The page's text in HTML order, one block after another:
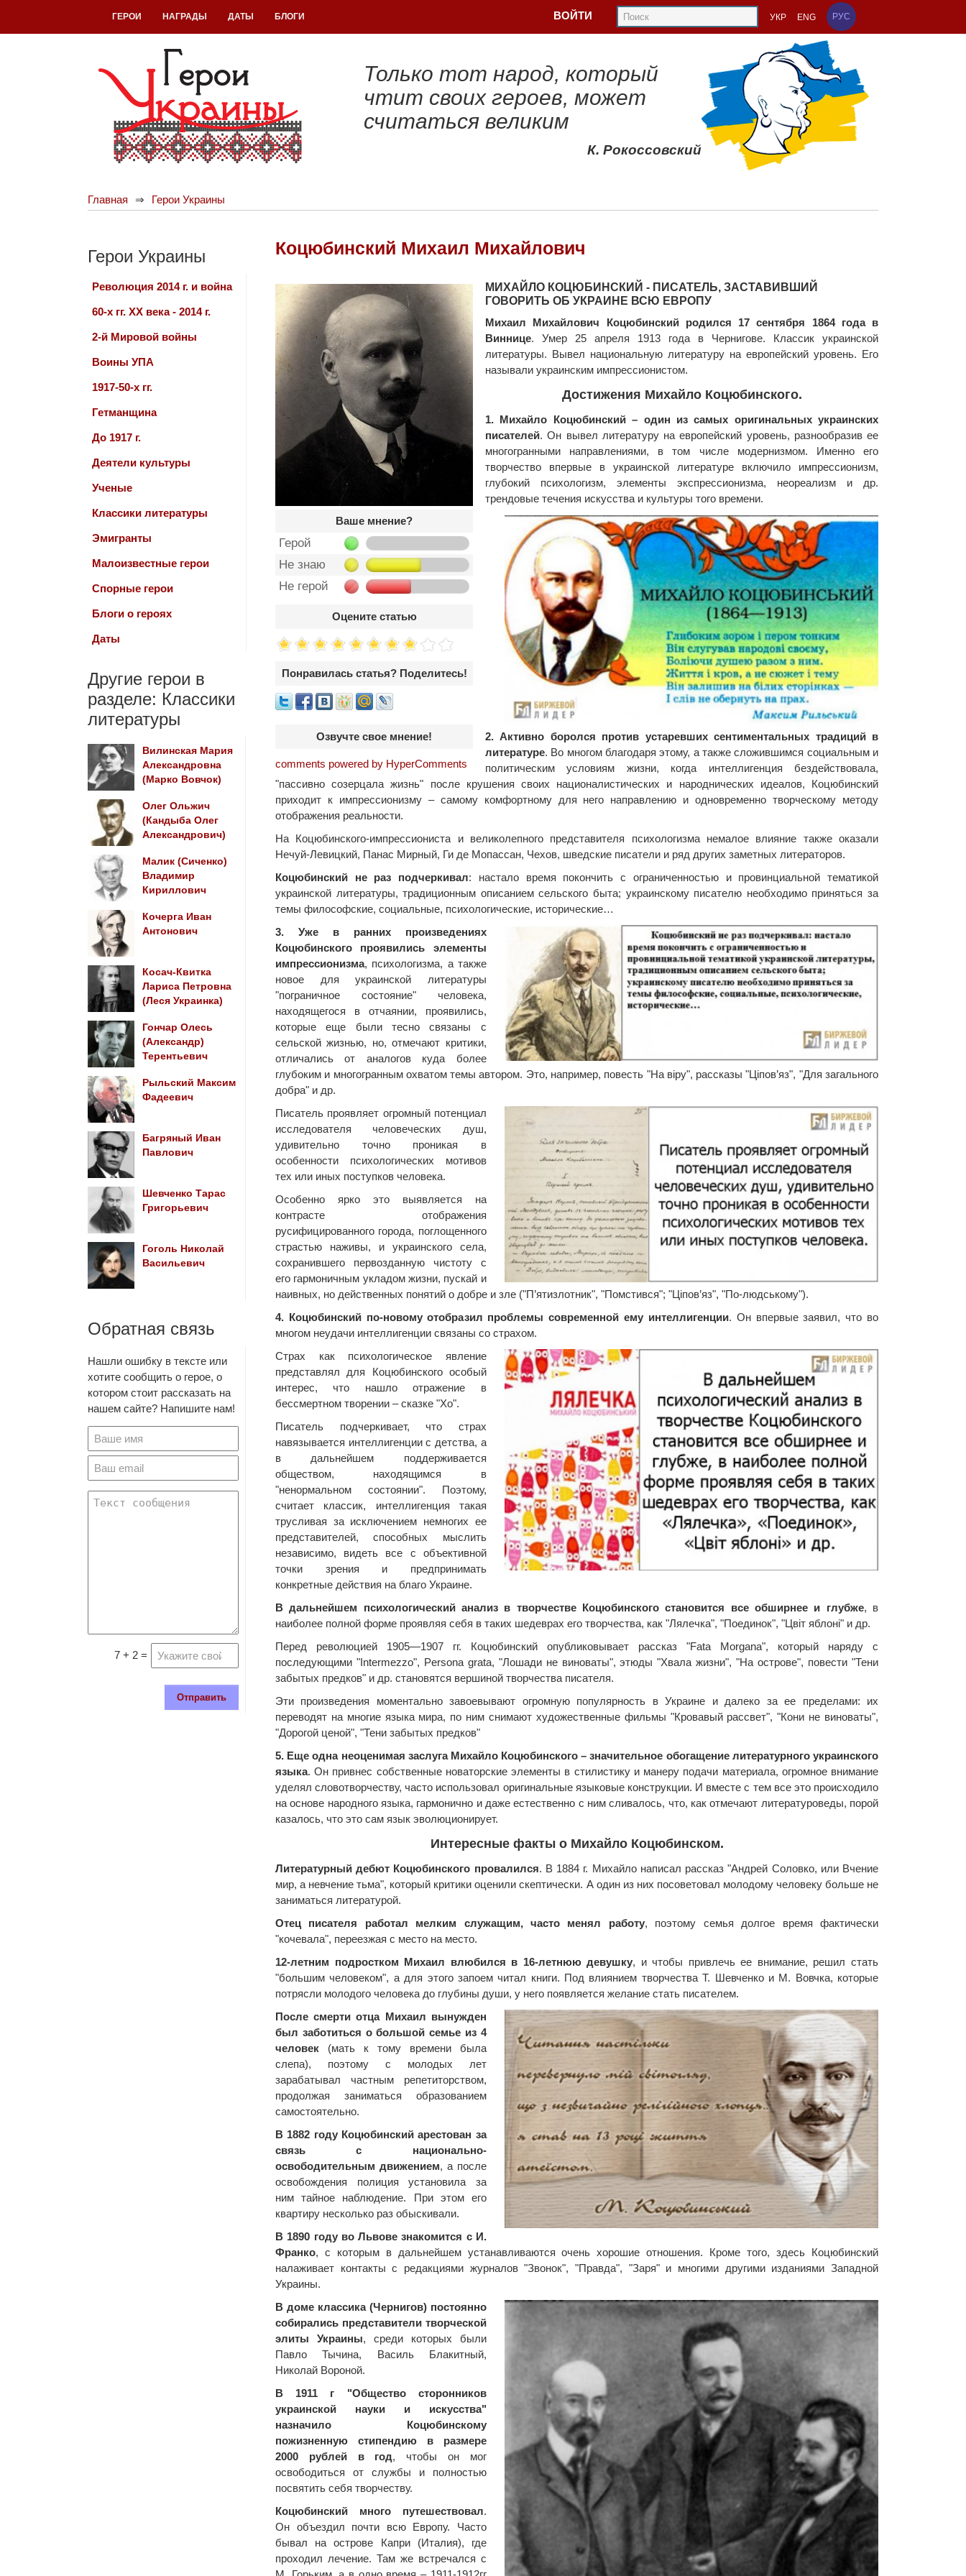
ГЕРОИ НАГРАДЫ ДАТЫ БЛОГИ ВОЙТИ УКР ENG РУС
Только тот народ, который
чтит своих героев, может
считаться великим
К. Рокоссовский
Главная Герои Украины
Коцюбинский Михаил Михайлович
Ваше мнение?
Герой
Не знаю
Не герой
Оцените статью
Понравилась статья? Поделитесь!
Озвучте свое мнение!
comments powered by HyperComments
МИХАЙЛО КОЦЮБИНСКИЙ - ПИСАТЕЛЬ, ЗАСТАВИВШИЙ
ГОВОРИТЬ ОБ УКРАИНЕ ВСЮ ЕВРОПУ
Михаил Михайлович Коцюбинский родился 17 сентября 1864 года в
Виннице. Умер 25 апреля 1913 года в Чернигове. Классик украинской
литературы. Вывел национальную литературу на европейский уровень. Его
называли украинским импрессионистом.
Достижения Михайло Коцюбинского.
1. Михайло Коцюбинский – один из самых оригинальных украинских
писателей. Он вывел литературу на европейский уровень, разнообразив ее
многогранными направлениями, в том числе модернизмом. Именно его
творчество впервые в украинской литературе включило импрессионизм,
глубокий психологизм, элементы экспрессионизма, неореализм и др.
трендовые течения искусства и культуры того времени.
2. Активно боролся против устаревших сентиментальных традиций в
литературе. Во многом благодаря этому, а также сложившимся социальным и
политическим условиям жизни, когда интеллигенция бездействовала,
"пассивно созерцала жизнь" после крушения своих националистических и народнических идеалов, Коцюбинский
приходит к импрессионизму – самому комфортному для него направлению и одновременно творческому методу
отображения реальности.
На Коцюбинского-импрессиониста и великолепного представителя психологизма немалое влияние также оказали
Нечуй-Левицкий, Панас Мирный, Ги де Мопассан, Чехов, шведские писатели и ряд других заметных литераторов.
Коцюбинский не раз подчеркивал: настало время покончить с ограниченностью и провинциальной тематикой
украинской литературы, традиционным описанием сельского быта; украинскому писателю необходимо приняться за
темы философские, социальные, психологические, исторические…
3. Уже в ранних произведениях
Коцюбинского проявились элементы
импрессионизма, психологизма, а также
новое для украинской литературы
"пограничное состояние" человека,
находящегося в отчаянии, проявились,
которые еще были тесно связаны с
сельской жизнью, но, отмечают критики,
отличались от аналогов куда более
глубоким и многогранным охватом темы автором. Это, например, повесть "На віру", рассказы "Ціпов’яз", "Для загального
добра" и др.
Писатель проявляет огромный потенциал
исследователя человеческих душ,
удивительно точно проникая в
особенности психологических мотивов
тех или иных поступков человека.
Особенно ярко это выявляется на
контрасте отображения
русифицированного города, поглощенного
страстью наживы, и украинского села,
сохранившего первозданную чистоту с
его гармоничным укладом жизни, пускай и
наивных, но действенных понятий о добре и зле ("П’ятизлотник", "Помстився"; "Ціпов’яз", "По-людському").
4. Коцюбинский по-новому отобразил проблемы современной ему интеллигенции. Он впервые заявил, что во
многом неудачи интеллигенции связаны со страхом.
Страх как психологическое явление
представлял для Коцюбинского особый
интерес, что нашло отражение в
бессмертном творении – сказке "Хо".
Писатель подчеркивает, что страх
навязывается интеллигенции с детства, а
в дальнейшем поддерживается
обществом, находящимся в
"ненормальном состоянии". Поэтому,
считает классик, интеллигенция такая
трусливая за исключением немногих ее
представителей, способных мыслить
независимо, видеть все с объективной
точки зрения и предпринимать
конкретные действия на благо Украине.
В дальнейшем психологический анализ в творчестве Коцюбинского становится все обширнее и глубже, в
наиболее полной форме проявляя себя в таких шедеврах его творчества, как "Лялечка", "Поединок", "Цвіт яблоні" и др.
Перед революцией 1905—1907 гг. Коцюбинский опубликовывает рассказ "Fata Morgana", который наряду с
последующими "Intermezzo", Persona grata, "Лошади не виноваты", этюды "Хвала жизни", "На острове", повести "Тени
забытых предков" и др. становятся вершиной творчества писателя.
Эти произведения моментально завоевывают огромную популярность в Украине и далеко за ее пределами: их
переводят на многие языка мира, по ним снимают художественные фильмы "Кровавый рассвет", "Кони не виноваты",
"Дорогой ценой", "Тени забытых предков"
5. Еще одна неоценимая заслуга Михайло Коцюбинского – значительное обогащение литературного украинского
языка. Он привнес собственные новаторские элементы в стилистику и манеру подачи материала, огромное внимание
уделял словотворчеству, часто использовал оригинальные языковые конструкции. И вместе с тем все это происходило
на основе народного языка, гармонично и даже естественно с ним сливалось, что, как отмечают литературоведы, порой
казалось, что это сам язык эволюционирует.
Интересные факты о Михайло Коцюбинском.
Литературный дебют Коцюбинского провалился. В 1884 г. Михайло написал рассказ "Андрей Соловко, или Вчение
мир, а невчение тьма", который критики оценили скептически. А один из них посоветовал молодому человеку больше не
заниматься литературой.
Отец писателя работал мелким служащим, часто менял работу, поэтому семья долгое время фактически
"кочевала", переезжая с место на место.
12-летним подростком Михаил влюбился в 16-летнюю девушку, и чтобы привлечь ее внимание, решил стать
"большим человеком", а для этого запоем читал книги. Под влиянием творчества Т. Шевченко и М. Вовчка, которые
потрясли молодого человека до глубины души, у него появляется желание стать писателем.
После смерти отца Михаил вынужден
был заботиться о большой семье из 4
человек (мать к тому времени была
слепа), поэтому с молодых лет
зарабатывал частным репетиторством,
продолжая заниматься образованием
самостоятельно.
В 1882 году Коцюбинский арестован за
связь с национально-
освободительным движением, а после
освобождения полиция установила за
ним тайное наблюдение. При этом его
квартиру несколько раз обыскивали.
В 1890 году во Львове знакомится с И.
Франко, с которым в дальнейшем устанавливаются очень хорошие отношения. Кроме того, здесь Коцюбинский
налаживает контакты с редакциями журналов "Звонок", "Правда", "Заря" и многими другими изданиями Западной
Украины.
В доме классика (Чернигов) постоянно
собирались представители творческой
элиты Украины, среди которых были
Павло Тычина, Василь Блакитный,
Николай Вороной.
В 1911 г "Общество сторонников
украинской науки и искусства"
назначило Коцюбинскому
пожизненную стипендию в размере
2000 рублей в год, чтобы он мог
освободиться от службы и полностью
посвятить себя творчеству.
Коцюбинский много путешествовал.
Он объездил почти всю Европу. Часто
бывал на острове Капри (Италия), где
проходил лечение. Там же встречался с
Герои Украины
Революция 2014 г. и война
60-х гг. ХХ века - 2014 г.
2-й Мировой войны
Воины УПА
1917-50-х гг.
Гетманщина
До 1917 г.
Деятели культуры
Ученые
Классики литературы
Эмигранты
Малоизвестные герои
Спорные герои
Блоги о героях
Даты
Другие герои в
разделе: Классики
литературы
Вилинская Мария
Александровна
(Марко Вовчок)
Олег Ольжич
(Кандыба Олег
Александрович)
Малик (Сиченко)
Владимир
Кириллович
Кочерга Иван
Антонович
Косач-Квитка
Лариса Петровна
(Леся Украинка)
Гончар Олесь
(Александр)
Терентьевич
Рыльский Максим
Фадеевич
Багряный Иван
Павлович
Шевченко Тарас
Григорьевич
Гоголь Николай
Васильевич
Обратная связь
Нашли ошибку в тексте или
хотите сообщить о герое, о
котором стоит рассказать на
нашем сайте? Напишите нам!
7 + 2 =
Отправить